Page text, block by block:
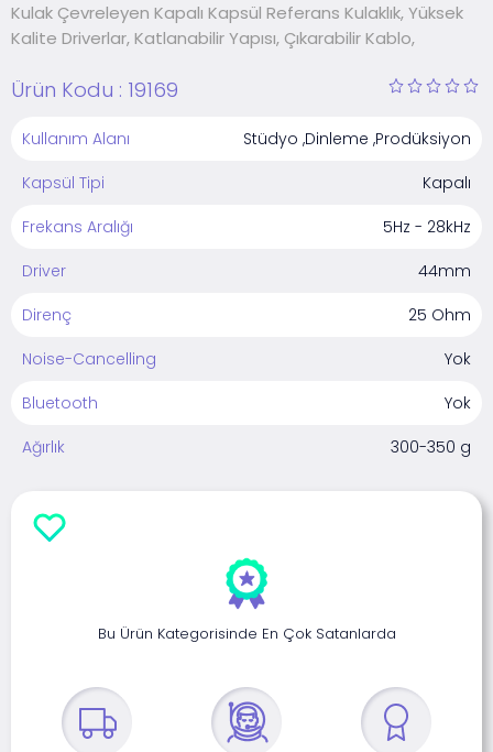
Kulak Çevreleyen Kapalı Kapsül Referans Kulaklık, Yüksek
Kalite Driverlar, Katlanabilir Yapısı, Çıkarabilir Kablo,
Ürün Kodu : 19169
Kullanım Alanı
Stüdyo ,Dinleme ,Prodüksiyon
Kapsül Tipi
Kapalı
Frekans Aralığı
5Hz - 28kHz
Driver
44mm
Direnç
25 Ohm
Noise-Cancelling
Yok
Bluetooth
Yok
Ağırlık
300-350 g
Bu Ürün Kategorisinde En Çok Satanlarda